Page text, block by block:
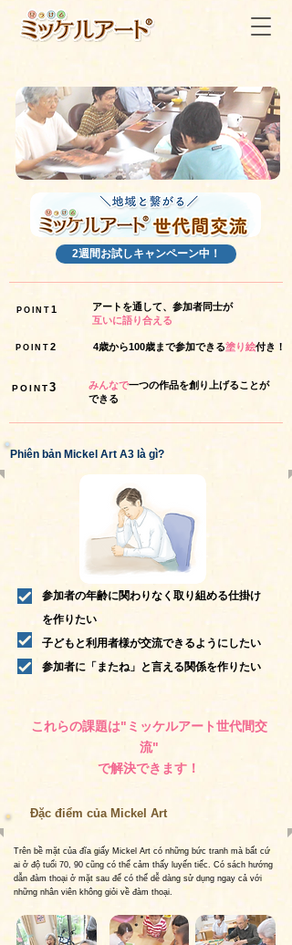
2週間お試しキャンペーン中！
POINT 1
アートを通して、参加者同士が
互いに語り合える
POINT 2 4歳から100歳まで参加できる塗り絵付き！
POINT3 みんなで一つの作品を創り上げることが
できる
Phiên bản Mickel Art A3 là gì?
参加者の年齢に関わりなく取り組める仕掛け
を作りたい
子どもと利用者様が交流できるようにしたい
参加者に「またね」と言える関係を作りたい
これらの課題は"ミッケルアート世代間交
流"
で解決できます！
Đặc điểm của Mickel Art
Trên bề mặt của đĩa giấy Mickel Art có những bức tranh mà bất cứ
ai ở độ tuổi 70, 90 cũng có thể cảm thấy luyến tiếc. Có sách hướng
dẫn đàm thoại ở mặt sau để có thể dễ dàng sử dụng ngay cả với
những nhân viên không giỏi về đàm thoại.